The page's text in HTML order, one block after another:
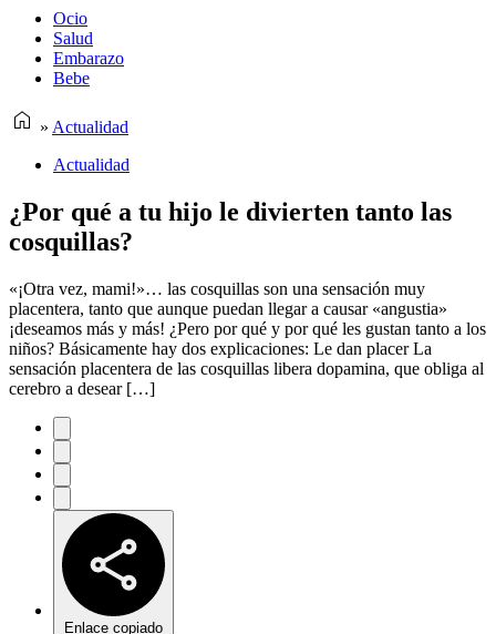
Ocio
Salud
Embarazo
Bebe
» Actualidad
Actualidad
¿Por qué a tu hijo le divierten tanto las
cosquillas?
«¡Otra vez, mami!»… las cosquillas son una sensación muy
placentera, tanto que aunque puedan llegar a causar «angustia»
¡deseamos más y más! ¿Pero por qué y por qué les gustan tanto a los
niños? Básicamente hay dos explicaciones: Le dan placer La
sensación placentera de las cosquillas libera dopamina, que obliga al
cerebro a desear […]
Enlace copiado